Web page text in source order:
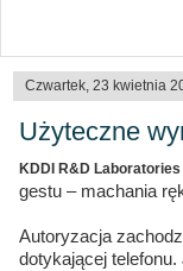
Czwartek, 23 kwietnia
Użyteczne
KDDI R&D Laboratories
gestu – machania
Autoryzacja
dotykającej